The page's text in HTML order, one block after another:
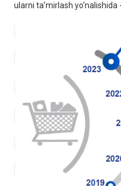
ularni ta’mirlash yo‘nalishida